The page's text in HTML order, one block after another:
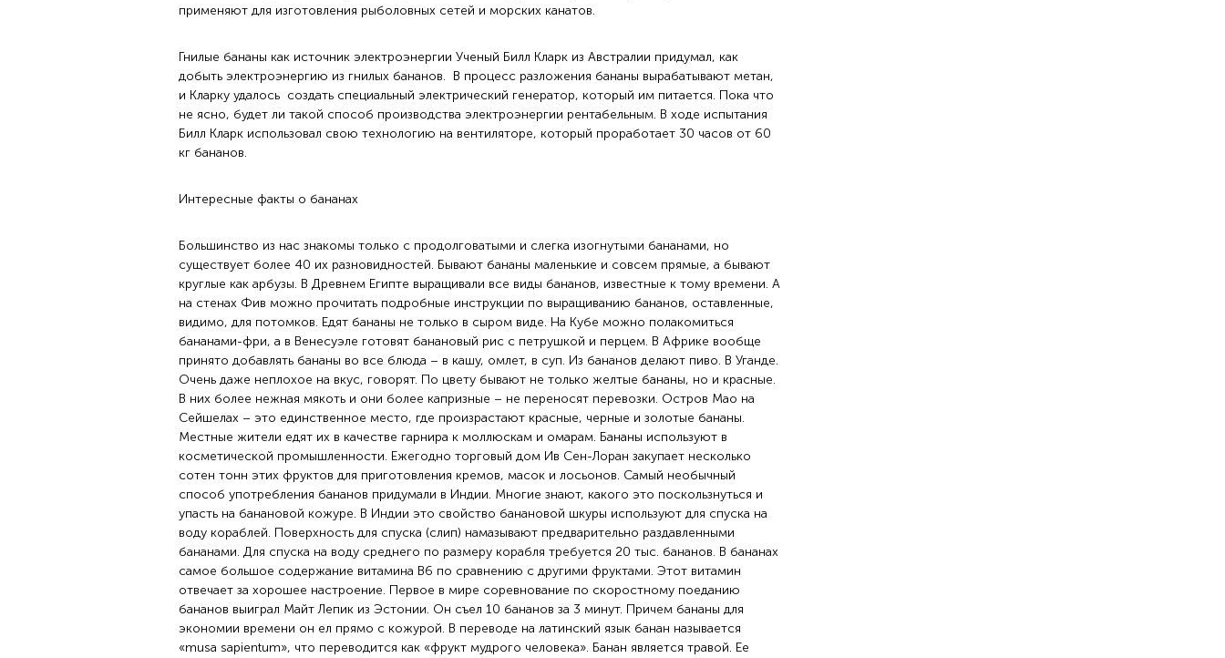
применяют для изготовления рыболовных сетей и морских канатов.
Гнилые бананы как источник электроэнергии Ученый Билл Кларк из Австралии придумал, как
добыть электроэнергию из гнилых бананов. В процесс разложения бананы вырабатывают метан,
и Кларку удалось создать специальный электрический генератор, который им питается. Пока что
не ясно, будет ли такой способ производства электроэнергии рентабельным. В ходе испытания
Билл Кларк использовал свою технологию на вентиляторе, который проработает 30 часов от 60
кг бананов.
Интересные факты о бананах
Большинство из нас знакомы только с продолговатыми и слегка изогнутыми бананами, но
существует более 40 их разновидностей. Бывают бананы маленькие и совсем прямые, а бывают
круглые как арбузы. В Древнем Египте выращивали все виды бананов, известные к тому времени. А
на стенах Фив можно прочитать подробные инструкции по выращиванию бананов, оставленные,
видимо, для потомков. Едят бананы не только в сыром виде. На Кубе можно полакомиться
бананами-фри, а в Венесуэле готовят банановый рис с петрушкой и перцем. В Африке вообще
принято добавлять бананы во все блюда – в кашу, омлет, в суп. Из бананов делают пиво. В Уганде.
Очень даже неплохое на вкус, говорят. По цвету бывают не только желтые бананы, но и красные.
В них более нежная мякоть и они более капризные – не переносят перевозки. Остров Мао на
Сейшелах – это единственное место, где произрастают красные, черные и золотые бананы.
Местные жители едят их в качестве гарнира к моллюскам и омарам. Бананы используют в
косметической промышленности. Ежегодно торговый дом Ив Сен-Лоран закупает несколько
сотен тонн этих фруктов для приготовления кремов, масок и лосьонов. Самый необычный
способ употребления бананов придумали в Индии. Многие знают, какого это поскользнуться и
упасть на банановой кожуре. В Индии это свойство банановой шкуры используют для спуска на
воду кораблей. Поверхность для спуска (слип) намазывают предварительно раздавленными
бананами. Для спуска на воду среднего по размеру корабля требуется 20 тыс. бананов. В бананах
самое большое содержание витамина В6 по сравнению с другими фруктами. Этот витамин
отвечает за хорошее настроение. Первое в мире соревнование по скоростному поеданию
бананов выиграл Майт Лепик из Эстонии. Он съел 10 бананов за 3 минут. Причем бананы для
экономии времени он ел прямо с кожурой. В переводе на латинский язык банан называется
«musa sapientum», что переводится как «фрукт мудрого человека». Банан является травой. Ее